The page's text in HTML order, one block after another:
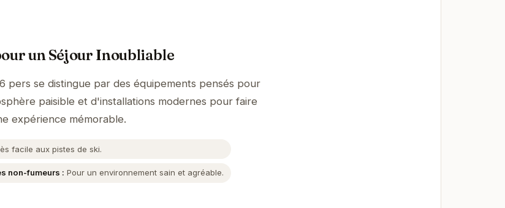
un Séjour Inoubliable
se distingue par des équipements pensés pour
paisible et d'installations modernes pour faire
expérience mémorable.
facile aux pistes de ski.
non-fumeurs : Pour un environnement sain et agréable.